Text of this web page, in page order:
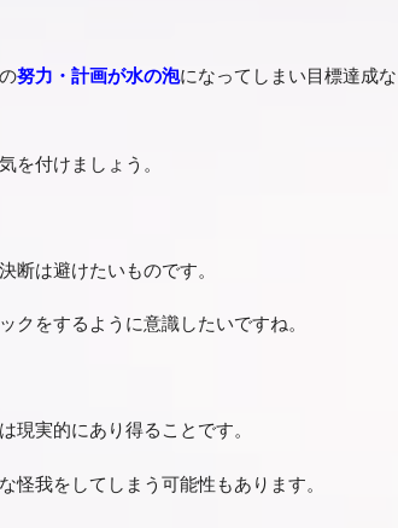
努力・計画が水の泡になってしまい目標達成な
を付けましょう。
断は避けたいものです。
クをするように意識したいですね。
現実的にあり得ることです。
怪我をしてしまう可能性もあります。